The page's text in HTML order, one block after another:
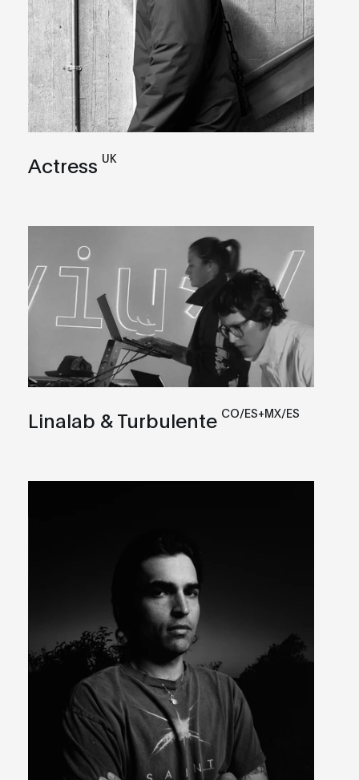
Actress UK
Linalab & Turbulente CO/ES+MX/ES